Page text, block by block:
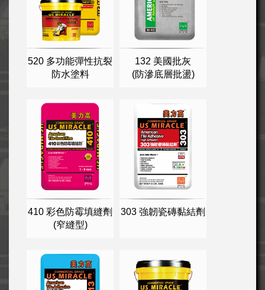
520 多功能彈性抗裂
防水塗料
132 美國批灰
(防滲底層批盪)
410 彩色防霉填縫劑
(窄縫型)
303 強韌瓷磚黏結劑